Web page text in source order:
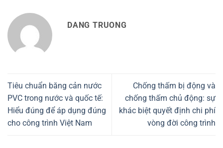
DANG TRUONG
Tiêu chuẩn băng cản nước
PVC trong nước và quốc tế:
Hiểu đúng để áp dụng đúng
cho công trình Việt Nam
Chống thấm bị động và
chống thấm chủ động: sự
khác biệt quyết định chi phí
vòng đời công trình